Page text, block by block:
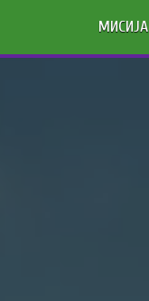
МИСИЈА